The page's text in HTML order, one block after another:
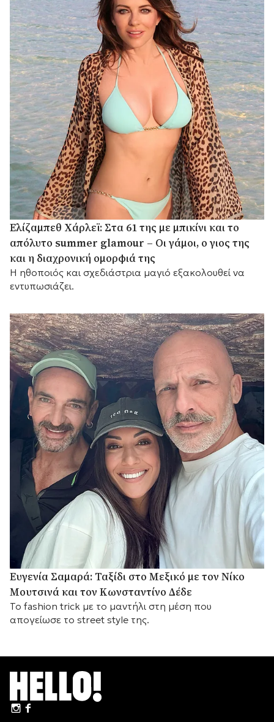
Ελίζαμπεθ Χάρλεϊ: Στα 61 της με μπικίνι και το
απόλυτο summer glamour – Οι γάμοι, ο γιος της
και η διαχρονική ομορφιά της
Η ηθοποιός και σχεδιάστρια μαγιό εξακολουθεί να
εντυπωσιάζει.
Ευγενία Σαμαρά: Ταξίδι στο Μεξικό με τον Νίκο
Μουτσινά και τον Κωνσταντίνο Δέδε
Το fashion trick με το μαντήλι στη μέση που
απογείωσε το street style της.